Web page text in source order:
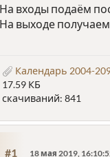
На входы подаём
На выходе получаем
Календарь 2004-
17.59 КБ
скачиваний: 841
#1 18 мая 2019,